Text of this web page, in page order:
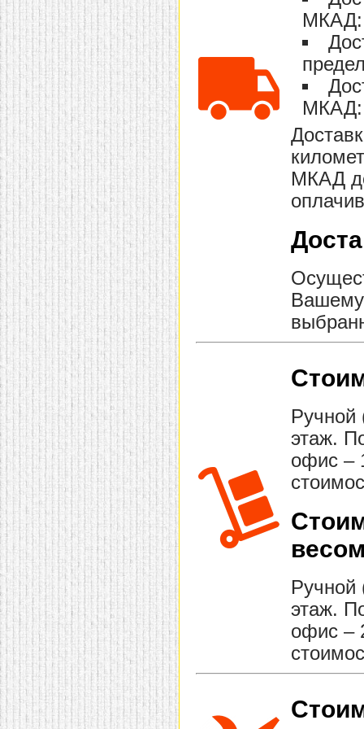
домашнем использовании.
Эта мебель имеет
некоторые преимущества
перед той же стенкой для
гостиной, к примеру,
поскольку она более
легкая и не загромождает
пространство. В спальне
этот предмет можно
поставить у изголовья
кровати, чтобы заполнить
пустующее там
место. Также стеллажи
очень часто используют в
качестве разграничителей
комнаты, например, на
рабочую зону и
пространство для отдыха.
Особенно это актуально
для однокомнатных
квартир.
МКАД:
МКАД:
МКАД
Вашему
Ручной
этаж.
офис –
Ручной
этаж.
офис –